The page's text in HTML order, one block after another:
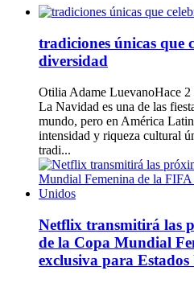
tradiciones únicas que
diversidad
Otilia Adame LuevanoHace 2
La Navidad es una de las
mundo, pero en América
intensidad y riqueza cultural
tradi...
Netflix transmitirá las
de la Copa Mundial
exclusiva para Estados